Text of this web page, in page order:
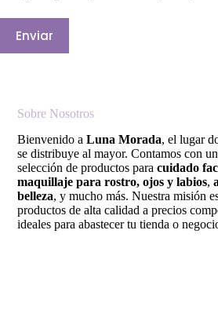
Enviar
Sobre Nosotros
Bienvenido aLuna Morada, el lugar
se distribuye al mayor. Contamos con
selección de productos paracuidado
maquillaje para rostro, ojos y labios,
belleza, y mucho más. Nuestra misión
productos de alta calidad a precios
ideales para abastecer tu tienda o